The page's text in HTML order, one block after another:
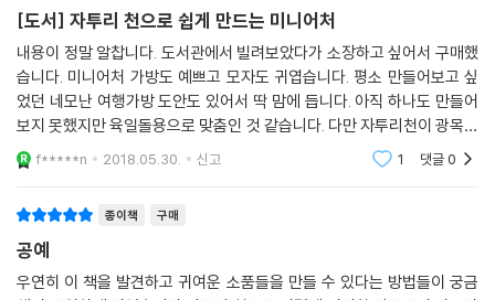
[도서] 자투리 천으로 쉽게 만드는 미니어처
내용이 정말 알찹니다. 도서관에서 빌려보았다가 소장하고 싶어서 구매했
습니다. 미니어처 가방도 예쁘고 모자도 귀엽습니다. 평소 만들어보고 싶
었던 네모난 여행가방 도안도 있어서 딱 맘에 듭니다. 아직 하나도 만들어
보지 못했지만 육일돌용으로 맞춤인 것 같습니다. 다만 자투리천이 광목과
면원단 위주입니다. ^^;; 약간의 공구도 필요하고 해서 좀더 정독한 뒤 재
료구입해서 만들
f*****n 2018.05.30. 신고 1 댓글0
종이책 구매
공예
우연히 이 책을 발견하고 귀여운 소품들을 만들 수 있다는 방법들이 궁금